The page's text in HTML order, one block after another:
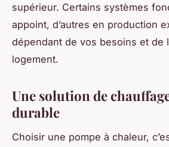
supérieur. Certains systèmes
appoint, d’autres en production
dépendant de vos besoins et de
logement.
Une solution de
durable
Choisir une pompe à chaleur,